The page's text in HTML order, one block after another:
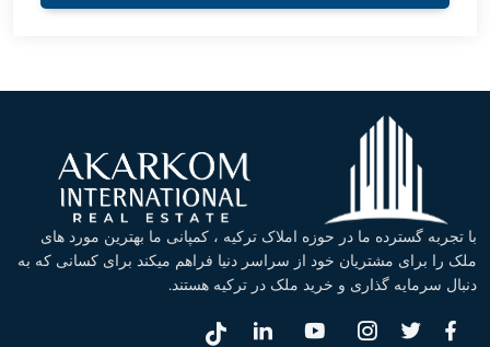
با تجربه گسترده ما در حوزه املاک ترکیه ، کمپانی ما بهترین مورد های
ملک را برای مشتریان خود از سراسر دنیا فراهم میکند برای کسانی که به
دنبال سرمایه گذاری و خرید ملک در ترکیه هستند.